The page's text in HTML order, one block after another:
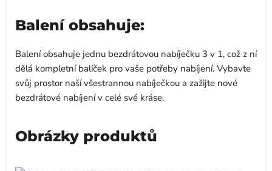
Balení obsahuje:
Balení obsahuje jednu bezdrátovou nabíječku 3 v 1, což z ní
dělá kompletní balíček pro vaše potřeby nabíjení. Vybavte
svůj prostor naší všestrannou nabíječkou a zažijte nové
bezdrátové nabíjení v celé své kráse.
Obrázky produktů